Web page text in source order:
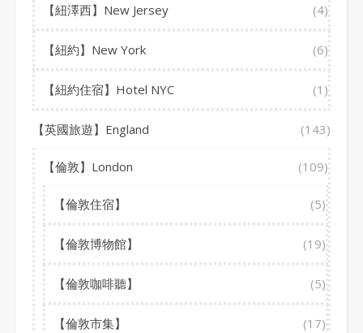
【紐澤西】New Jersey (4)
【紐約】New York (6)
【紐約住宿】Hotel NYC (1)
【英國旅遊】England (143)
【倫敦】London (109)
【倫敦住宿】 (5)
【倫敦博物館】 (19)
【倫敦咖啡聽】 (5)
【倫敦市集】 (17)